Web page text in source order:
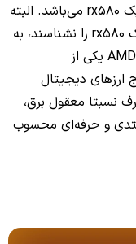
بهترین ارزهای قابل استخراج با کارت گرافیک rx580 می‌باشد. البته
عده زیادی از افراد ممکن است کارت گرافیک rx580 را نشناسند، به
صورت کلی کارت گرافیک AMD Radeon RX 580 یکی از
ارزهای دیجیتال
نسبتا معقول برق،
و حرفه‌ای محسوب